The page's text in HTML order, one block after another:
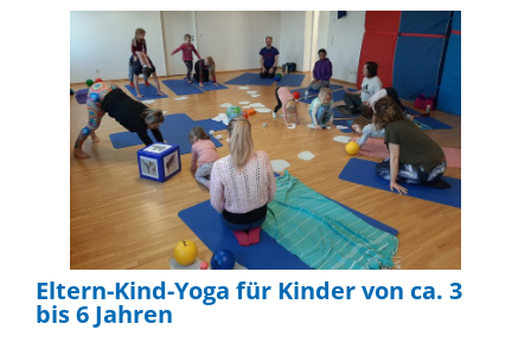
Eltern-Kind-Yoga für Kinder von ca. 3
bis 6 Jahren